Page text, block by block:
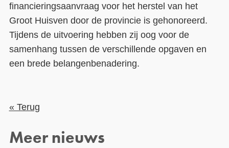
financieringsaanvraag voor het herstel van het
Groot Huisven door de provincie is gehonoreerd.
Tijdens de uitvoering hebben zij oog voor de
samenhang tussen de verschillende opgaven en
een brede belangenbenadering.
« Terug
Meer nieuws